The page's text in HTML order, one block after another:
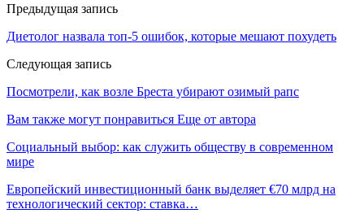
Предыдущая запись
Диетолог назвала топ-5 ошибок, которые мешают похудеть
Следующая запись
Посмотрели, как возле Бреста убирают озимый рапс
Вам также могут понравиться Еще от автора
Социальный выбор: как служить обществу в современном
мире
Европейский инвестиционный банк выделяет €70 млрд на
технологический сектор: ставка…